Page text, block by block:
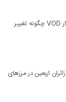
از نبرد بر سر محتوا تا ورود سرمایه‌های نهادی؛ معادلات بازار VOD چگونه تغییر
اربعین در مرز‌های